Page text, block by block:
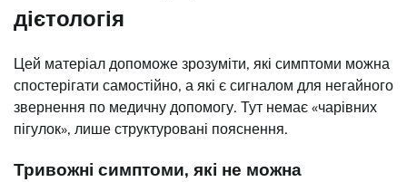
дієтологія
Цей матеріал допоможе зрозуміти, які симптоми можна
спостерігати самостійно, а які є сигналом для негайного
звернення по медичну допомогу. Тут немає «чарівних
пігулок», лише структуровані пояснення.
Тривожні симптоми, які не можна